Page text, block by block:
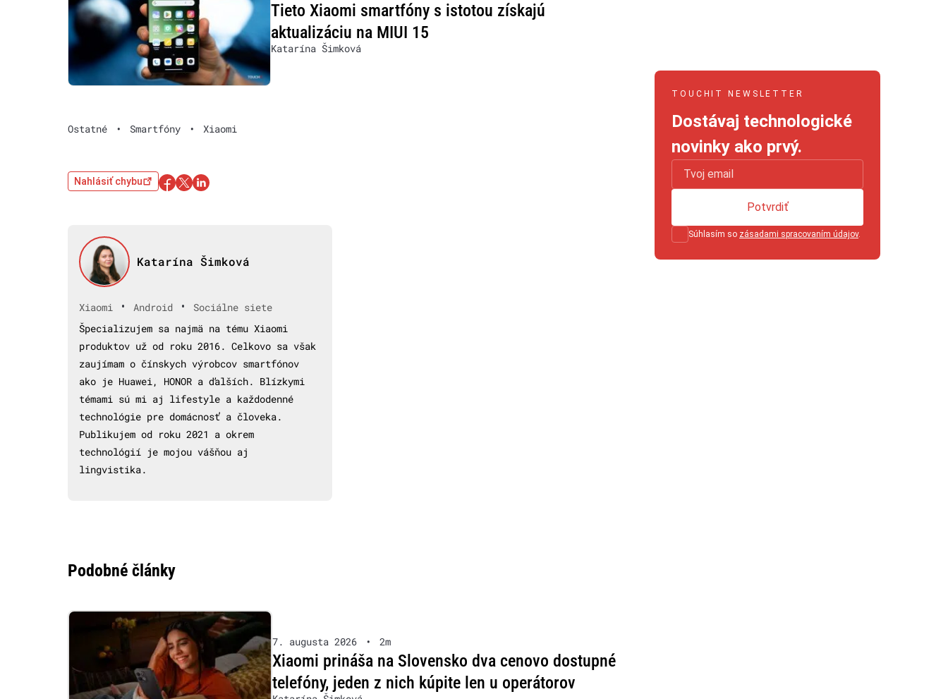
Tieto Xiaomi smartfóny s istotou získajú
aktualizáciu na MIUI 15
Katarína Šimková
Ostatné • Smartfóny • Xiaomi
Nahlásiť chybu
Katarína Šimková
Xiaomi • Android •
Sociálne siete
Špecializujem sa najmä na tému Xiaomi
produktov už od roku 2016. Celkovo sa však
zaujímam o čínskych výrobcov smartfónov
ako je Huawei, HONOR a ďalších. Blízkymi
témami sú mi aj lifestyle a každodenné
technológie pre domácnosť a človeka.
Publikujem od roku 2021 a okrem
technológií je mojou vášňou aj
lingvistika.
Podobné články
7. augusta 2026 • 2m
Xiaomi prináša na Slovensko dva cenovo dostupné
telefóny, jeden z nich kúpite len u operátorov
TOUCHIT NEWSLETTER
Dostávaj technologické
novinky ako prvý.
Súhlasím so zásadami spracovaním údajov.
Potvrdiť